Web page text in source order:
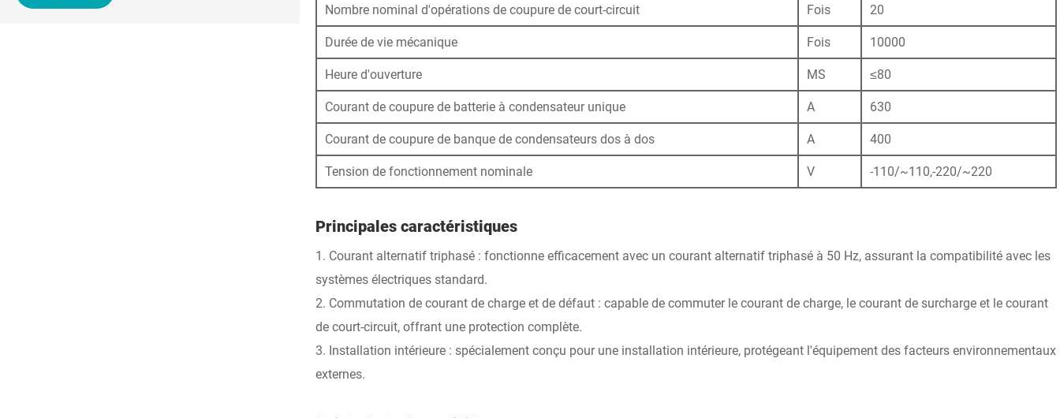
Nombre nominal d'opérations de coupure de court-circuit Fois 20
Durée de vie mécanique Fois 10000
Heure d'ouverture MS ≤80
Courant de coupure de batterie à condensateur unique A 630
Courant de coupure de banque de condensateurs dos à dos A 400
Tension de fonctionnement nominale V -110/~110,-220/~220
Principales caractéristiques
1. Courant alternatif triphasé : fonctionne efficacement avec un courant alternatif triphasé à 50 Hz, assurant la compatibilité avec les
systèmes électriques standard.
2. Commutation de courant de charge et de défaut : capable de commuter le courant de charge, le courant de surcharge et le courant
de court-circuit, offrant une protection complète.
3. Installation intérieure : spécialement conçu pour une installation intérieure, protégeant l'équipement des facteurs environnementaux
externes.